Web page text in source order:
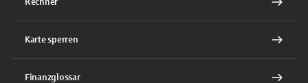
Karte sperren
Finanzglossar